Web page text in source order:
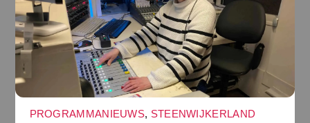
PROGRAMMANIEUWS, STEENWIJKERLAND